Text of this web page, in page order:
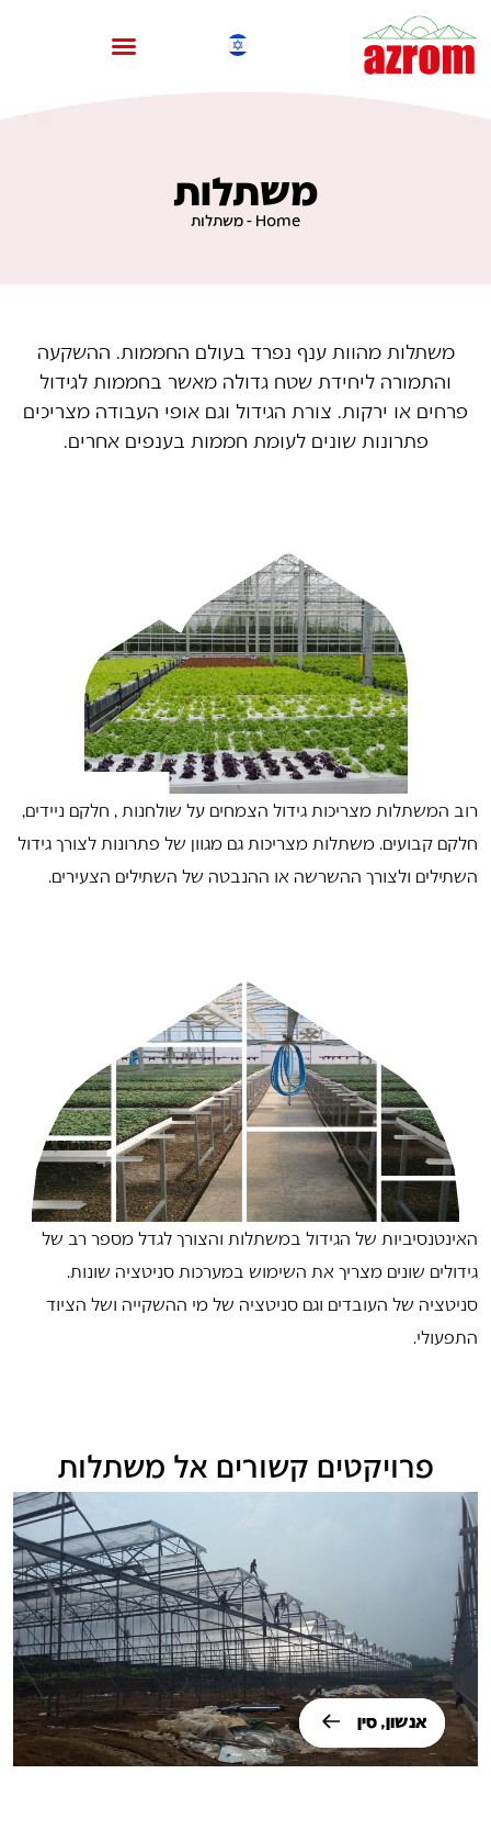
משתלות
Home
-משתלות
משתלות מהוות ענף נפרד בעולם החממות. ההשקעה
והתמורה ליחידת שטח גדולה מאשר בחממות לגידול
פרחים או ירקות. צורת הגידול וגם אופי העבודה מצריכים
פתרונות שונים לעומת חממות בענפים אחרים.
רוב המשתלות מצריכות גידול הצמחים על שולחנות , חלקם ניידים,
חלקם קבועים. משתלות מצריכות גם מגוון של פתרונות לצורך גידול
השתילים ולצורך ההשרשה או ההנבטה של השתילים הצעירים.
האינטנסיביות של הגידול במשתלות והצורך לגדל מספר רב של
גידולים שונים מצריך את השימוש במערכות סניטציה שונות.
סניטציה של העובדים וגם סניטציה של מי ההשקייה ושל הציוד
התפעולי.
פרויקטים קשורים אל משתלות
אנשון, סין